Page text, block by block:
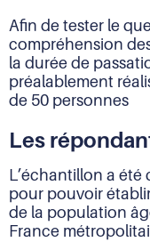
Afin de tester le
compréhension
la durée de
préalablement
de 50 personnes
Les
L’échantillon a
pour pouvoir
de la population
France